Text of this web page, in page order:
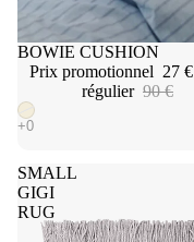
Épuisé
BOWIE CUSHION
Prix promotionnel 27 €
régulier 90 €
SMALL
GIGI
RUG